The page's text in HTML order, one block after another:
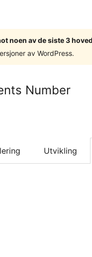
noen av de siste 3
av WordPress.
Number
Utvikling